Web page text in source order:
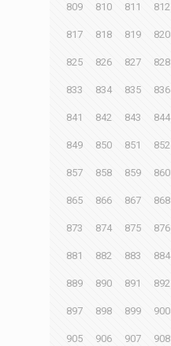
809 810 811 812
817 818 819 820
825 826 827 828
833 834 835 836
841 842 843 844
849 850 851 852
857 858 859 860
865 866 867 868
873 874 875 876
881 882 883 884
889 890 891 892
897 898 899 900
905 906 907 908